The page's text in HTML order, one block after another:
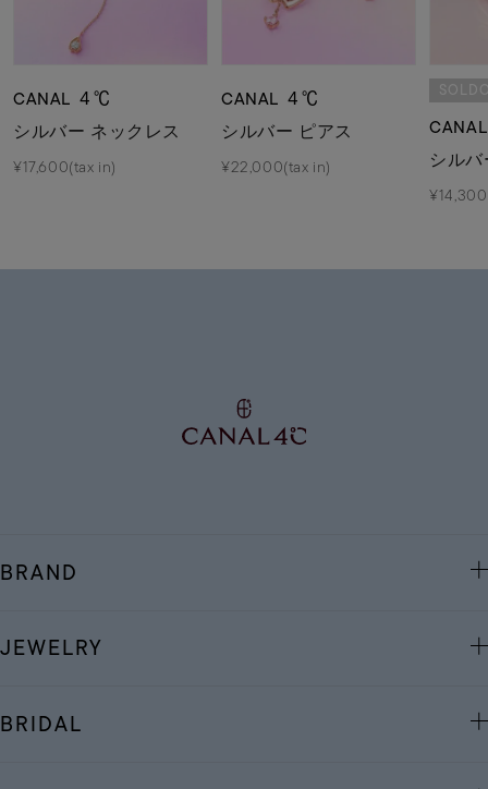
CANAL ４℃
シルバー ネックレス
¥17,600(tax in)
CANAL ４℃
シルバー ピアス
¥22,000(tax in)
シル
BRAND
JEWELRY
BRIDAL